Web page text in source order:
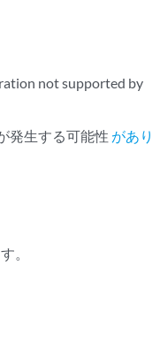
not supported by
発生する可能性 があり
。